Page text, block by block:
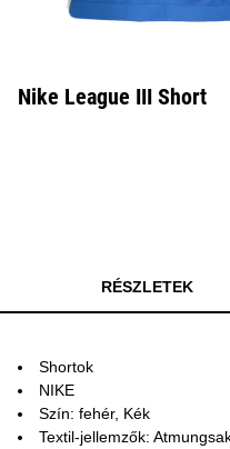
Nike League III Short
RÉSZLETEK
Shortok
NIKE
Szín: fehér, Kék
Textil-jellemzők: